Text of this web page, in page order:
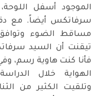
الموجود أسفل
سرفاتكس أيضاً. مع
مساقط الضوء وتوافق
تيقنت أن السيد
فأنا كنت هاوية رسم،
الهواية خلال
وتلقيت الكثير من